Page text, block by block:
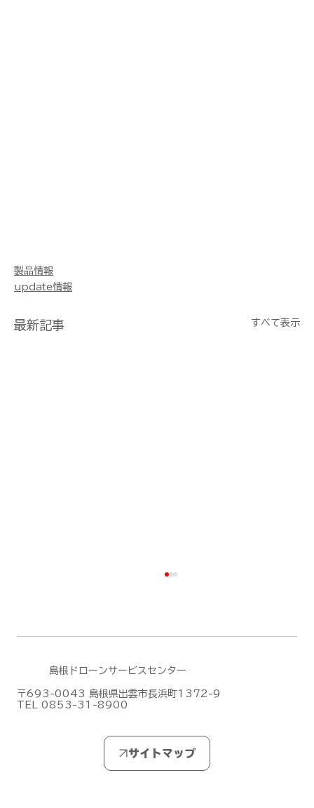
製品情報
update情報
最新記事 すべて表示
DJIがMic Mini シリーズの新作「DJI
Mic Mini 2S」を発表しました！
島根ドローンサービスセンター
〒693-0043 島根県出雲市長浜町1372-9
TEL 0853-31-8900